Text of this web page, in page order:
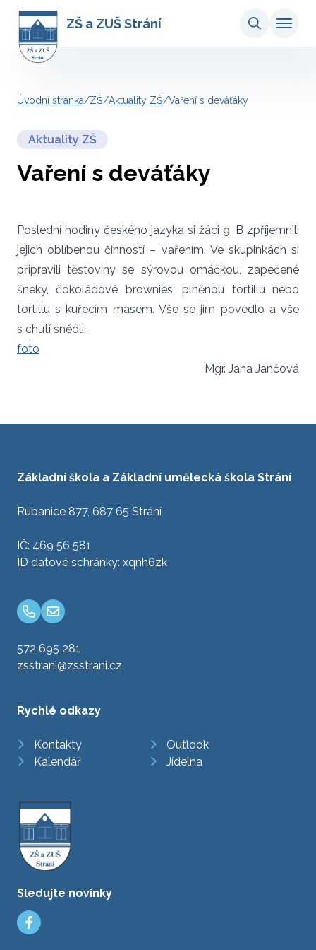
ZŠ a ZUŠ Strání
Úvodní stránka/ZŠ/Aktuality ZŠ/Vaření s deváťáky
Aktuality ZŠ
Vaření s deváťáky
Poslední hodiny českého jazyka si žáci 9. B zpříjemnili
jejich oblíbenou činností – vařením. Ve skupinkách si
připravili těstoviny se sýrovou omáčkou, zapečené
šneky, čokoládové brownies, plněnou tortillu nebo
tortillu s kuřecím masem. Vše se jim povedlo a vše
s chutí snědli.
foto
Mgr. Jana Jančová
Základní škola a Základní umělecká škola Strání
Rubanice 877, 687 65 Strání
IČ: 469 56 581
ID datové schránky: xqnh6zk
572 695 281
zsstrani@zsstrani.cz
Rychlé odkazy
Kontakty
Outlook
Kalendář
Jídelna
Sledujte novinky